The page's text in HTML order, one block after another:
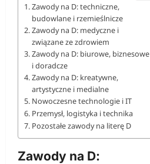
Zawody na D: techniczne,
budowlane i rzemieślnicze
Zawody na D: medyczne i
związane ze zdrowiem
Zawody na D: biurowe, biznesowe
i doradcze
Zawody na D: kreatywne,
artystyczne i medialne
Nowoczesne technologie i IT
Przemysł, logistyka i technika
Pozostałe zawody na literę D
Zawody na D: